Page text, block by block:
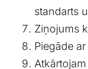
standarts
Ziņojums
Piegāde